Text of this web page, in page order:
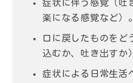
症状に伴う感覚（吐
楽になる感覚など）。
口に戻したものをど
込むか、吐き出すか
症状による日常生活